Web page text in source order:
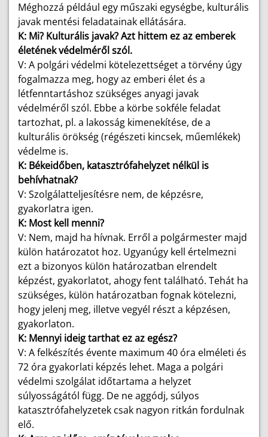
Méghozzá például egy műszaki egységbe, kulturális
javak mentési feladatainak ellátására.
K: Mi? Kulturális javak? Azt hittem ez az emberek
életének védelméről szól.
V: A polgári védelmi kötelezettséget a törvény úgy
fogalmazza meg, hogy az emberi élet és a
létfenntartáshoz szükséges anyagi javak
védelméről szól. Ebbe a körbe sokféle feladat
tartozhat, pl. a lakosság kimenekítése, de a
kulturális örökség (régészeti kincsek, műemlékek)
védelme is.
K: Békeidőben, katasztrófahelyzet nélkül is
behívhatnak?
V: Szolgálatteljesítésre nem, de képzésre,
gyakorlatra igen.
K: Most kell menni?
V: Nem, majd ha hívnak. Erről a polgármester majd
külön határozatot hoz. Ugyanúgy kell értelmezni
ezt a bizonyos külön határozatban elrendelt
képzést, gyakorlatot, ahogy fent található. Tehát ha
szükséges, külön határozatban fognak kötelezni,
hogy jelenj meg, illetve vegyél részt a képzésen,
gyakorlaton.
K: Mennyi ideig tarthat ez az egész?
V: A felkészítés évente maximum 40 óra elméleti és
72 óra gyakorlati képzés lehet. Maga a polgári
védelmi szolgálat időtartama a helyzet
súlyosságától függ. De ne aggódj, súlyos
katasztrófahelyzetek csak nagyon ritkán fordulnak
elő.